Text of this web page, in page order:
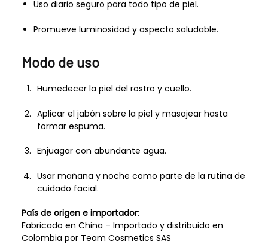
Uso diario seguro para todo tipo de piel.
Promueve luminosidad y aspecto saludable.
Modo de uso
Humedecer la piel del rostro y cuello.
Aplicar el jabón sobre la piel y masajear hasta
formar espuma.
Enjuagar con abundante agua.
Usar mañana y noche como parte de la rutina de
cuidado facial.
País de origen e importador:
Fabricado en China – Importado y distribuido en
Colombia por Team Cosmetics SAS